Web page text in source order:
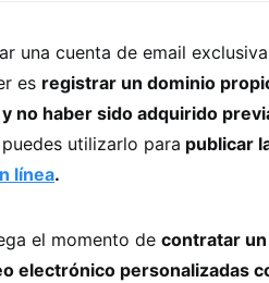
una cuenta de email
es registrar un dominio
no haber sido adquirido
utilizarlo para publicar
línea.
el momento de contratar
electrónico personalizadas